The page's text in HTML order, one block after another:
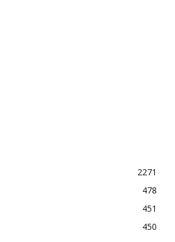
2271
478
451
450